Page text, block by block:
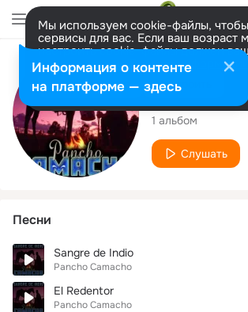
Мы используем cookie-файлы,
сервисы для вас. Если ваш возраст
настроить cookie-файлы должен
представитель. Больше
Разрешить все Настроить
Исполнитель
Pancho
1 альбом
Слушать
Песни
Sangre de Indio
Pancho Camacho
El Redentor
Pancho Camacho
Информация о контенте
на платформе — здесь